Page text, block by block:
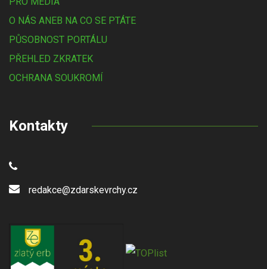
O NÁS ANEB NA CO SE PTÁTE
PŮSOBNOST PORTÁLU
PŘEHLED ZKRATEK
OCHRANA SOUKROMÍ
Kontakty
redakce@zdarskevrchy.cz